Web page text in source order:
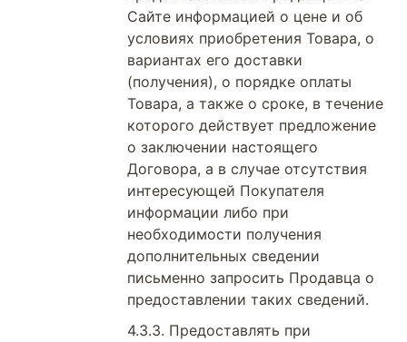
Сайте информацией о цене и об
условиях приобретения Товара, о
вариантах его доставки
(получения), о порядке оплаты
Товара, а также о сроке, в течение
которого действует предложение
о заключении настоящего
Договора, а в случае отсутствия
интересующей Покупателя
информации либо при
необходимости получения
дополнительных сведении
письменно запросить Продавца о
предоставлении таких сведений.
Предоставлять при